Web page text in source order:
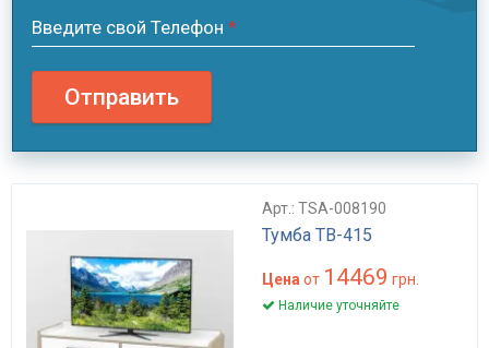
Введите свой Телефон *
Отправить
Арт.: TSA-008190
Тумба ТВ-415
Цена от 14469 грн.
Наличие уточняйте